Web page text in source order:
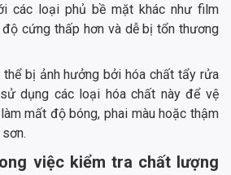
các loại phủ bề mặt khác như film
độ cứng thấp hơn và dễ bị tổn thương
bị ảnh hưởng bởi hóa chất tẩy rửa
dụng các loại hóa chất này để vệ
mất độ bóng, phai màu hoặc thậm
việc kiểm tra chất lượng